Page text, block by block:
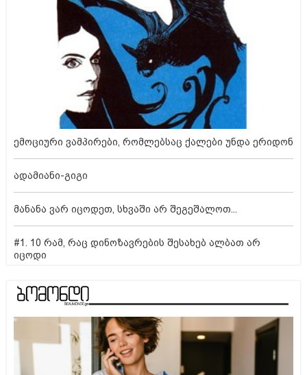
ემოციური ვამპირები, რომლებსაც ქალები უნდა ერიდონ
ადამიანი-გიგი
მანანა ვარ იცოდეთ, სხვაში არ შეგეშალოთ...
#1. 10 რამ, რაც დინოზავრების შესახებ ალბათ არ
იცოდი